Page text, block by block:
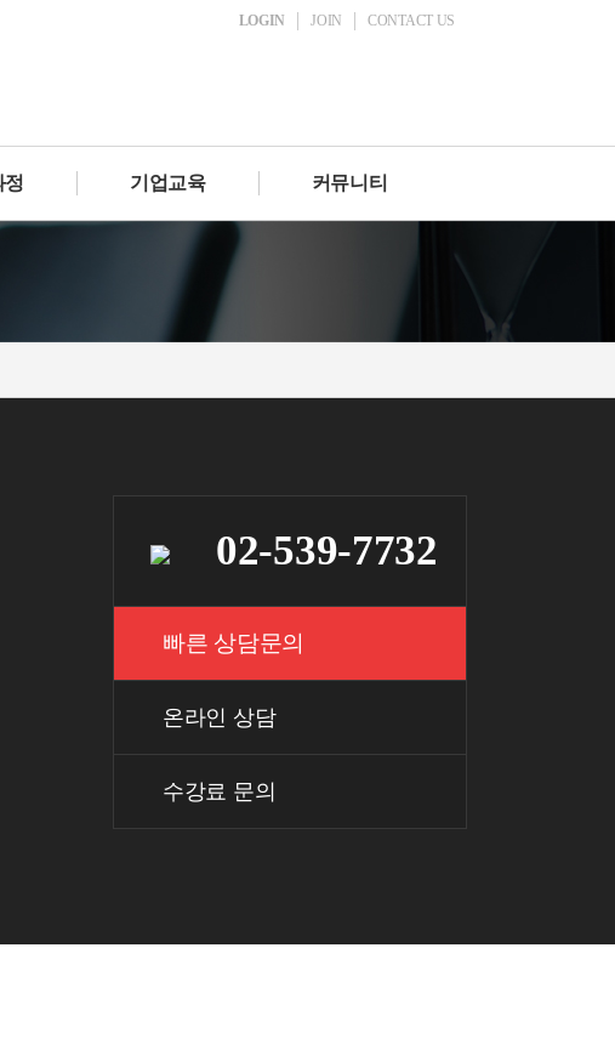
LOGIN JOIN CONTACT US
정 기업교육 커뮤니티
02-539-7732
빠른 상담문의
온라인 상담
수강료 문의